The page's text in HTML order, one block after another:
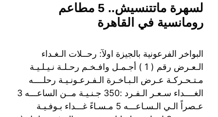
لسهرة ماتتنسيش.. 5 مطاعم
رومانسية في القاهرة
البواخر الفرعونية بالجيزة اولآ: رحــلات الـغـداء
الـعـرض رقم ( 1 ) أجـمـل وافـخـم رحـلـة نـيـلـيـة
مـتـحـركـة عـرض الـبـاخـرة الـفـرعـونـيـة رحلــــه
الغــــداء سـعـر الـفـرد :350 جـنـيـة مــن الساعـــه 3
عـصراً الـي الـسـاعـــه 5 مـسـاءً غـــداء بـوفـيـة